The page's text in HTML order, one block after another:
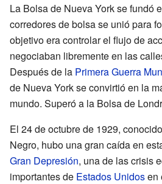
La Bolsa de Nueva York se fundó
corredores de bolsa se unió para
objetivo era controlar el flujo de
negociaban libremente en las
Después de la Primera Guerra
de Nueva York se convirtió en la
mundo. Superó a la Bolsa de
El 24 de octubre de 1929,
Negro, hubo una gran caída en
Gran Depresión, una de las crisis
importantes de Estados Unidosen